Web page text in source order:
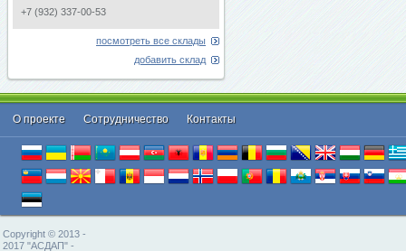
+7 (932) 337-00-53
посмотреть все склады
добавить склад
О проекте Cотрудничество Контакты
Copyright © 2013 -
2017 "АСДАП" -